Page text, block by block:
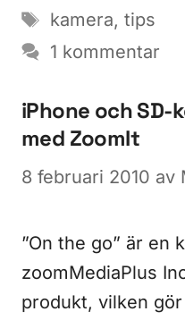
Etiketter
kamera, tips
1 kommentar
iPhone och
med ZoomIt
8 februari 2010 av
”On the go” är en
zoomMediaPlus
produkt, vilken